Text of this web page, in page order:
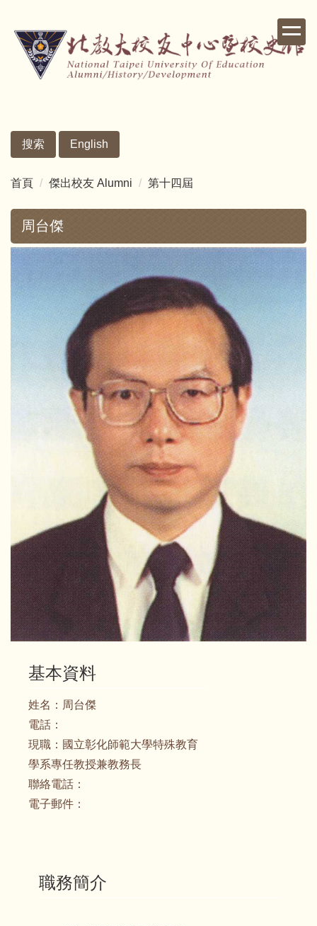
到
搜索 English
首頁 傑出校友 Alumni 第十四屆
周台傑
基本資料
姓名： 周台傑
電話：
現職： 國立彰化師範大學特殊教育
學系專任教授兼教務長
聯絡電話：
電子郵件：
職務簡介